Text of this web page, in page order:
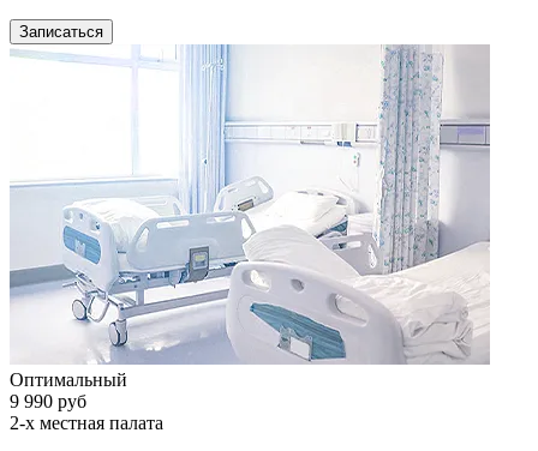
Записаться
Оптимальный
9 990 руб
2-х местная палата